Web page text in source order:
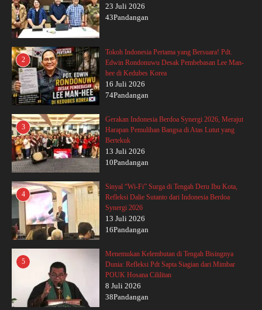
23 Juli 2026
43Pandangan
2
Tokoh Indonesia Pertama yang Bersuara! Pdt.
Edwin Rondonuwu Desak Pembebasan Lee Man-
hee di Kedubes Korea
16 Juli 2026
74Pandangan
3
Gerakan Indonesia Berdoa Synergi 2026, Merajut
Harapan Pemulihan Bangsa di Atas Lutut yang
Bertekuk
13 Juli 2026
10Pandangan
4
Sinyal “Wi-Fi” Surga di Tengah Deru Ibu Kota,
Refleksi Dalie Sutanto dari Indonesia Berdoa
Synergi 2026
13 Juli 2026
16Pandangan
5
Menemukan Kelembutan di Tengah Bisingnya
Dunia: Refleksi Pdt Sapta Siagian dari Mimbar
POUK Hosana Cililitan
8 Juli 2026
38Pandangan